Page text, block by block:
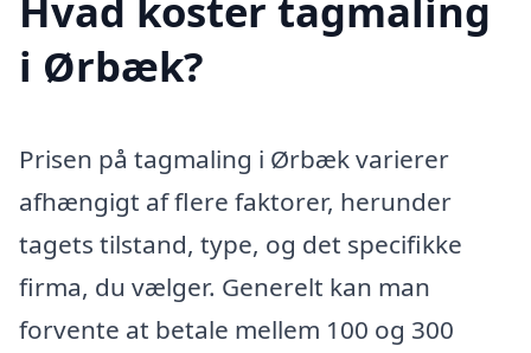
Hvad koster tagmaling
i Ørbæk?
Prisen på tagmaling i Ørbæk varierer
afhængigt af flere faktorer, herunder
tagets tilstand, type, og det specifikke
firma, du vælger. Generelt kan man
forvente at betale mellem 100 og 300